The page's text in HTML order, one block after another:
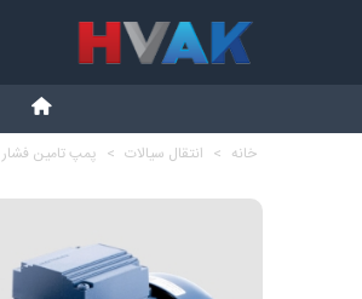
خانه > انتقال سیالات > پمپ تامین فشار